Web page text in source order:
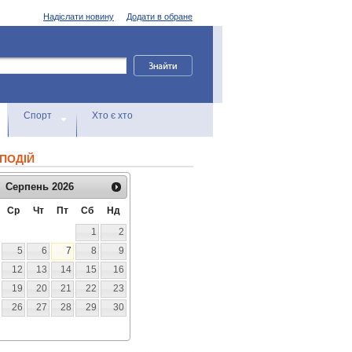
Додати в обране
Надіслати новину
Спорт Хто є хто
Серпень 2026
Ср Чт Пт Сб
Нд
1
2
5 6 7 8
9
12 13 14 15
16
19 20 21 22
23
26 27 28 29
30